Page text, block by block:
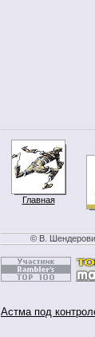
Главная
© В.
Астма под